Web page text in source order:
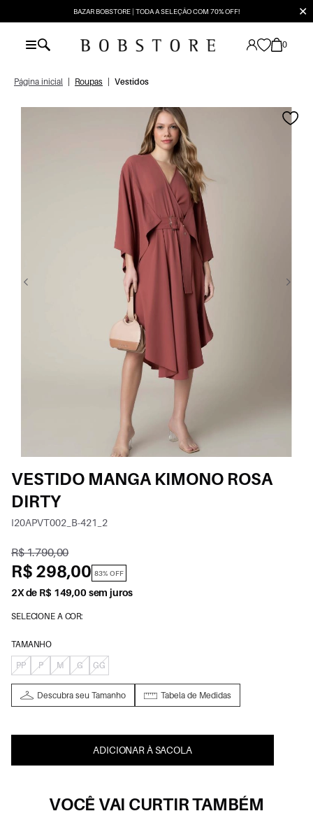
BAZAR BOBSTORE | TODA A SELEÇÃO COM 70% OFF! ✕
0
Página inicial Roupas Vestidos
VESTIDO MANGA KIMONO ROSA
DIRTY
I20APVT002_B-421_2
R$ 1.790,00
R$ 298,00 83% OFF
2X de R$ 149,00 sem juros
SELECIONE A COR:
TAMANHO
PP
P M G GG
Descubra seu Tamanho Tabela de Medidas
ADICIONAR À SACOLA
VOCÊ VAI CURTIR TAMBÉM